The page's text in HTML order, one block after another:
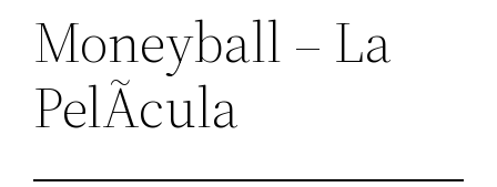
Moneyball – La
PelÃ­cula